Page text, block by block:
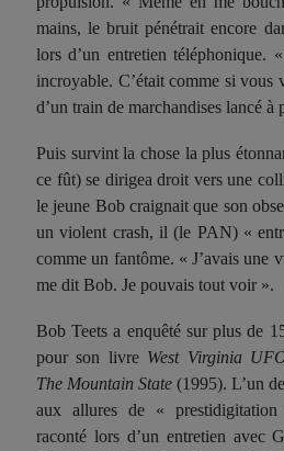
mains, le bruit pénétrait encore
lors d’un entretien téléphonique.
incroyable. C’était comme si vous
d’un train de marchandises lancé à
Puis survint la chose la plus
ce fût) se dirigea droit vers une
le jeune Bob craignait que son
un violent crash, il (le PAN) «
comme un fantôme. « J’avais une
me dit Bob. Je pouvais tout voir ».
Bob Teets a enquêté sur plus de
pour son livre West Virginia
The Mountain State (1995). L’un
aux allures de «
raconté lors d’un entretien avec